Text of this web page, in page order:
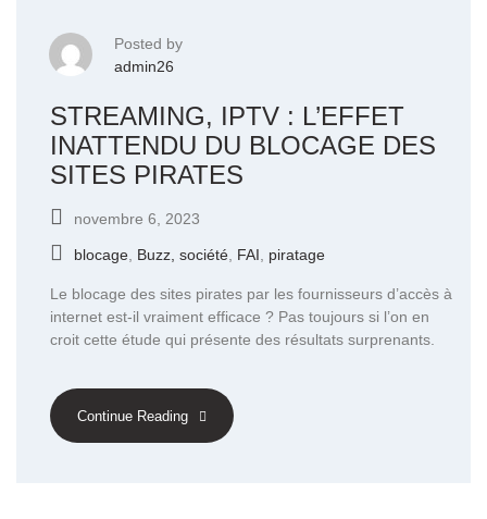
Posted by
admin26
STREAMING, IPTV : L’EFFET
INATTENDU DU BLOCAGE DES
SITES PIRATES
novembre 6, 2023
blocage, Buzz, société, FAI, piratage
Le blocage des sites pirates par les fournisseurs d’accès à
internet est-il vraiment efficace ? Pas toujours si l’on en
croit cette étude qui présente des résultats surprenants.
Continue Reading